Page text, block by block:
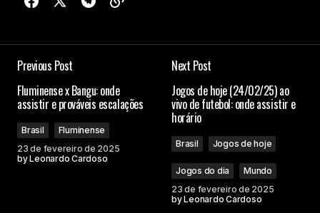
Previous Post
Fluminense x Bangu: onde
assistir e prováveis escalações
Brasil
Fluminense
23 de fevereiro de 2025
byLeonardo Cardoso
Next Post
Jogos de hoje (24/02/25) ao
vivo de futebol: onde assistir e
horário
Brasil Jogos de hoje
Jogos do dia
Mundo
23 de fevereiro de 2025
byLeonardo Cardoso